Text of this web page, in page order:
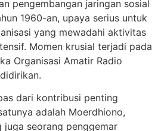
pengembangan jaringan sosial
1960-an, upaya serius untuk
yang mewadahi aktivitas
Momen krusial terjadi pada
Organisasi Amatir Radio
dari kontribusi penting
adalah Moerdhiono,
seorang penggemar